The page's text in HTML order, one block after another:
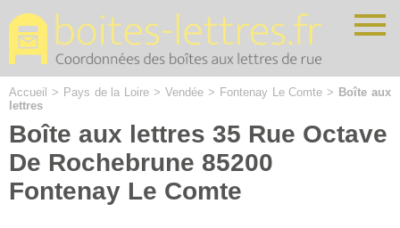
Accueil > Pays de la Loire >Vendée > Fontenay Le Comte > Boîte aux
lettres
Boîte aux lettres 35 Rue Octave
De Rochebrune 85200
Fontenay Le Comte